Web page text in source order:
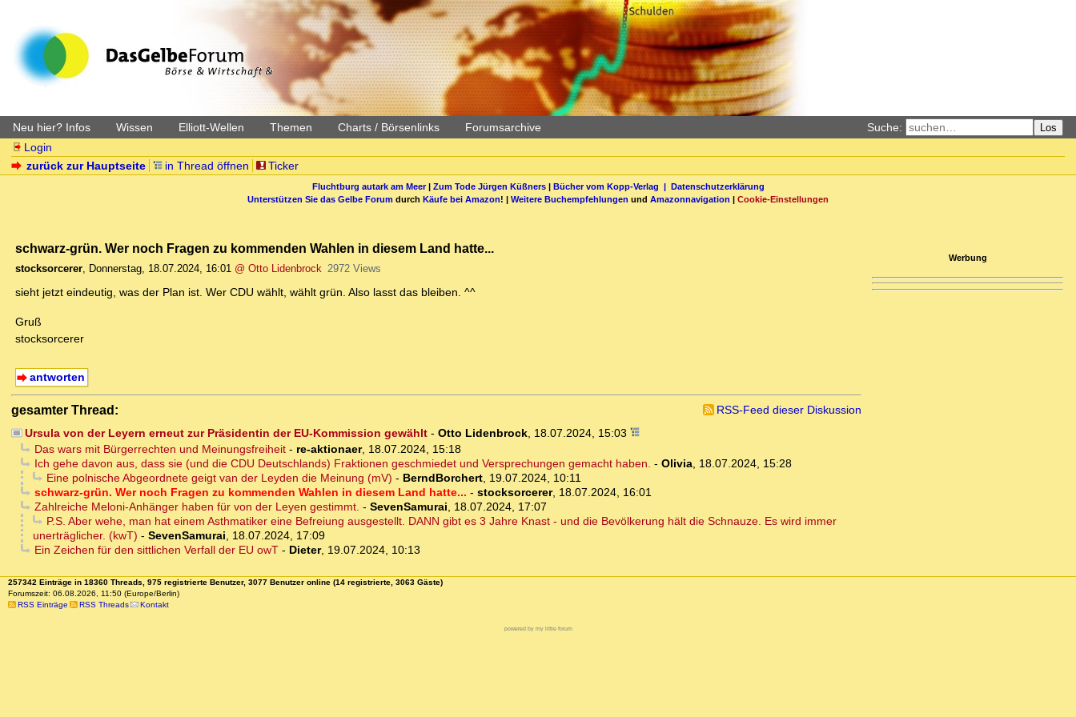
Neu hier? Infos Wissen Elliott-Wellen Themen Charts / Börsenlinks Forumsarchive Suche: Los
Login
zurück zur Hauptseite
in Thread öffnen Ticker
Fluchtburg autark am Meer| Zum Tode Jürgen Küßners| Bücher vom Kopp-Verlag | Datenschutzerklärung
Unterstützen Sie das Gelbe Forum durch Käufe bei Amazon! | Weitere Buchempfehlungen und Amazonnavigation | Cookie-Einstellungen
schwarz-grün. Wer noch Fragen zu kommenden Wahlen in diesem Land hatte...
stocksorcerer, Donnerstag, 18.07.2024, 16:01 @ Otto Lidenbrock 2972 Views
sieht jetzt eindeutig, was der Plan ist. Wer CDU wählt, wählt grün. Also lasst das bleiben. ^^
Gruß
stocksorcerer
antworten
gesamter Thread:
RSS-Feed dieser Diskussion
Ursula von der Leyern erneut zur Präsidentin der EU-Kommission gewählt- Otto Lidenbrock, 18.07.2024, 15:03
Das wars mit Bürgerrechten und Meinungsfreiheit- re-aktionaer, 18.07.2024, 15:18
Ich gehe davon aus, dass sie (und die CDU Deutschlands) Fraktionen geschmiedet und Versprechungen gemacht haben. - Olivia, 18.07.2024, 15:28
Eine polnische Abgeordnete geigt van der Leyden die Meinung (mV) - BerndBorchert, 19.07.2024, 10:11
schwarz-grün. Wer noch Fragen zu kommenden Wahlen in diesem Land hatte... - stocksorcerer, 18.07.2024, 16:01
Zahlreiche Meloni-Anhänger haben für von der Leyen gestimmt. - SevenSamurai, 18.07.2024, 17:07
P.S. Aber wehe, man hat einem Asthmatiker eine Befreiung ausgestellt. DANN gibt es 3 Jahre Knast - und die Bevölkerung hält die Schnauze. Es wird immer
unerträglicher. (kwT) - SevenSamurai, 18.07.2024, 17:09
Ein Zeichen für den sittlichen Verfall der EU owT- Dieter, 19.07.2024, 10:13
Werbung
257342 Einträge in 18360 Threads, 975 registrierte Benutzer, 3077 Benutzer online (14 registrierte, 3063 Gäste)
Forumszeit: 06.08.2026, 11:50 (Europe/Berlin)
RSS Einträge
RSS Threads Kontakt
powered by my little forum